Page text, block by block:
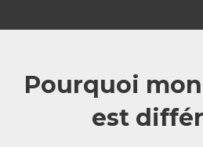
Pourquoi
est